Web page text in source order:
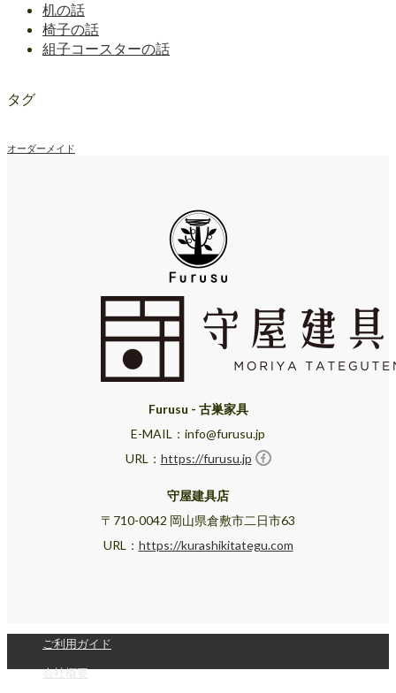
机の話
椅子の話
組子コースターの話
タグ
オーダーメイド
Furusu - 古巣家具
E-MAIL：info@furusu.jp
URL： https://furusu.jp
守屋建具店
〒710-0042 岡山県倉敷市二日市63
URL： https://kurashikitategu.com
ご利用ガイド
会社概要